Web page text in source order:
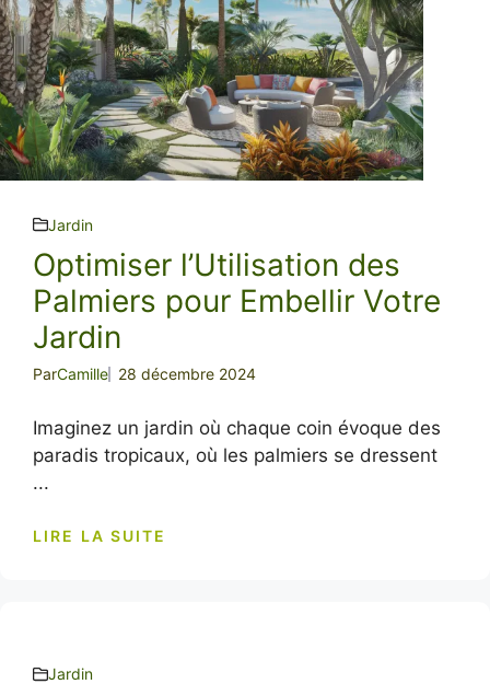
Jardin
Optimiser l’Utilisation des
Palmiers pour Embellir Votre
Jardin
ParCamille 28 décembre 2024
Imaginez un jardin où chaque coin évoque des
paradis tropicaux, où les palmiers se dressent
...
LIRE LA SUITE
Jardin